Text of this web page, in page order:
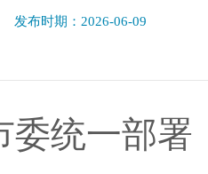
发布时期：2026-06-09
委统一部署